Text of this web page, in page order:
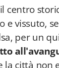
centro
e vissuto,
per un
la città non